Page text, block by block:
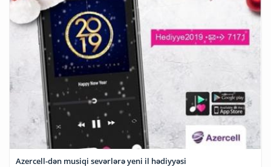
Azercell-dən musiqi sevərlərə yeni il hədiyyəsi